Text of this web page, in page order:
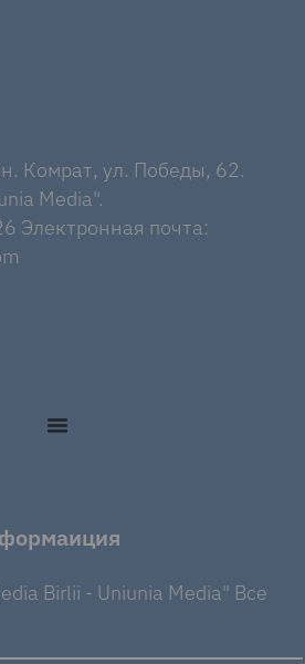
Комрат, ул. Победы, 62.
Media".
Электронная почта:
Birlii - Uniunia Media" Все